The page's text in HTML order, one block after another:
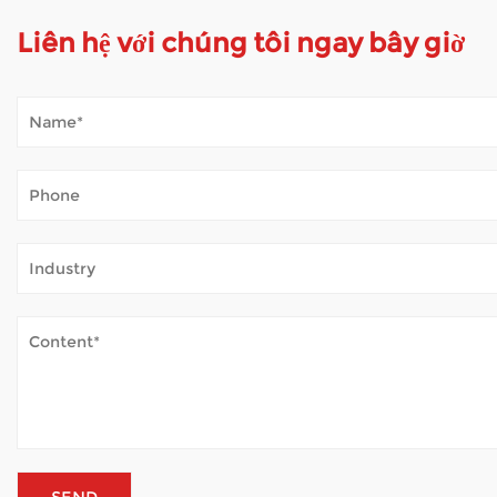
Liên hệ với chúng tôi ngay bây giờ
Xe tay ga di động xử lý thời tiết ngoài trời như thế
không khí trong lành — mà không thường xuyên mệt mỏi. Khi xe
Dec 31, 2025
Xe lăn điện đã thay đổi số lượng người di chuyển trong ngày của họ. Như một Nhà sản xuất xe lăn bán buôn , những công ty chuyên về giải pháp di chuyển cung cấp các cách để giải quyết công